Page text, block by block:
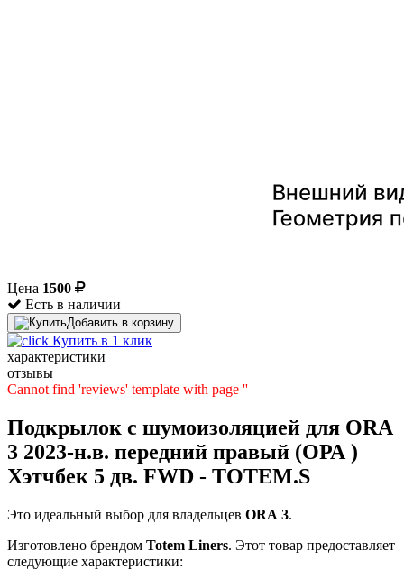
Цена 1500
Есть в наличии
Добавить в корзину
Купить в 1 клик
характеристики
отзывы
Cannot find 'reviews' template with page ''
Подкрылок с шумоизоляцией для ORA
3 2023-н.в. передний правый (ОРА )
Хэтчбек 5 дв. FWD - TOTEM.S
Это идеальный выбор для владельцев ORA 3.
Изготовлено брендом Totem Liners. Этот товар предоставляет
следующие характеристики: